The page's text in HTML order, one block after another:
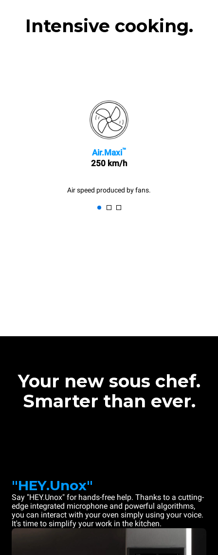
Intensive cooking.
Air.Maxi™
250 km/h
Air speed produced by fans.
Your new sous chef.
Smarter than ever.
"HEY.Unox"
Say "HEY.Unox" for hands-free help. Thanks to a cutting-
edge integrated microphone and powerful algorithms,
you can interact with your oven simply using your voice.
It's time to simplify your work in the kitchen.